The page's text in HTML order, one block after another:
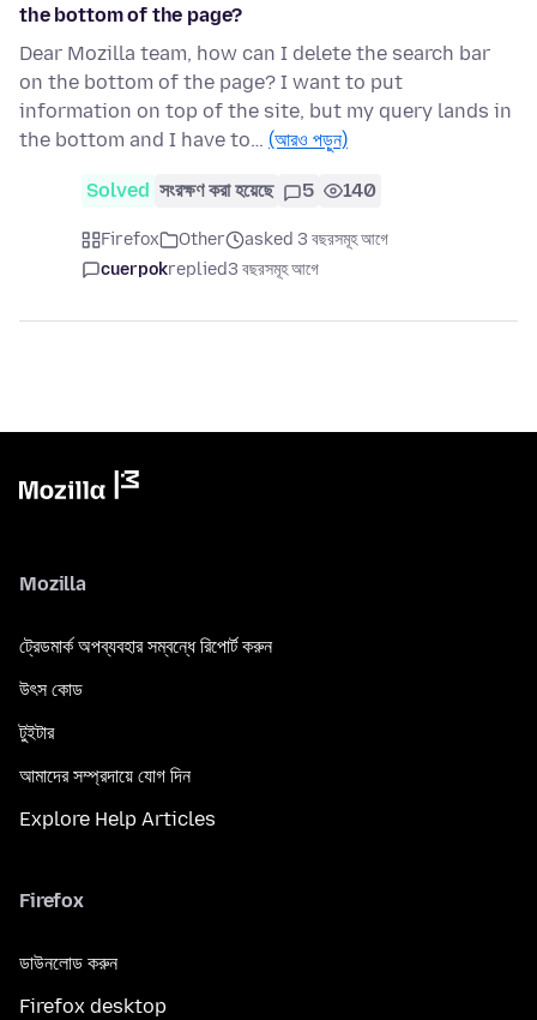
the bottom of the page?
Dear Mozilla team, how can I delete the search bar
on the bottom of the page? I want to put
information on top of the site, but my query lands in
the bottom and I have to… (আরও পড়ুন)
Solved সংরক্ষণ করা হয়েছে 5 140
Firefox Other
asked 3 বছরসমূহ আগে
cuerpokreplied3 বছরসমূহ আগে
Mozilla
ট্রেডমার্ক অপব্যবহার সম্বন্ধে রিপোর্ট করুন
উৎস কোড
টুইটার
আমাদের সম্প্রদায়ে যোগ দিন
Explore Help Articles
Firefox
ডাউনলোড করুন
Firefox desktop